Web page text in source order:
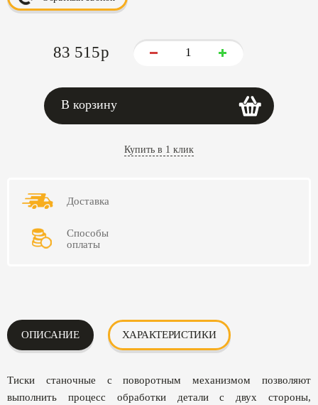
83 515p
В корзину
Купить в 1 клик
Доставка
Способы
оплаты
ОПИСАНИЕ ХАРАКТЕРИСТИКИ
Тиски станочные с поворотным механизмом позволяют
выполнить процесс обработки детали с двух стороны,